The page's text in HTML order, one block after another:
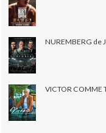
NUREMBERG de
VICTOR COMME